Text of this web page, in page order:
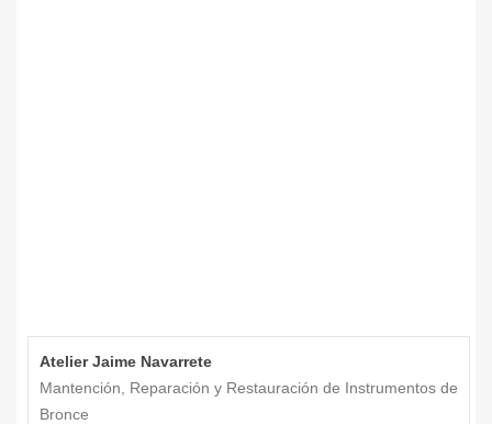
Atelier Jaime Navarrete
Mantención, Reparación y Restauración de Instrumentos de
Bronce